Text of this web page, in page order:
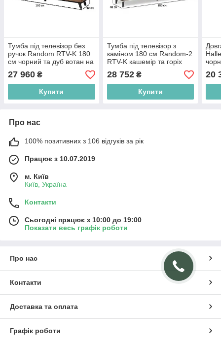
Тумба під телевізор без
ручок Random RTV-K 180
см чорний та дуб вотан на
ніжках у спальню
27 960 ₴
Купити
Тумба під телевізор з
каміном 180 см Random-2
RTV-K кашемір та горіх
без ручок на чорних
ніжках
28 752₴
Купити
20
Про нас
100% позитивних з 106 відгуків за рік
Працює з 10.07.2019
м. Київ
Київ, Україна
Контакти
Сьогодні працює з 10:00 до 19:00
Показати весь графік роботи
Про нас
Контакти
Доставка та оплата
Графік роботи